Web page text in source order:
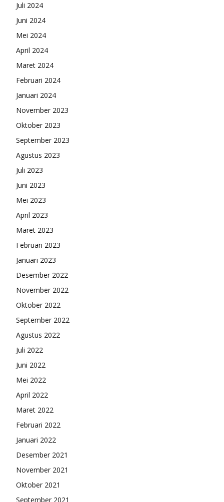
Juli 2024
Juni 2024
Mei 2024
April 2024
Maret 2024
Februari 2024
Januari 2024
November 2023
Oktober 2023
September 2023
Agustus 2023
Juli 2023
Juni 2023
Mei 2023
April 2023
Maret 2023
Februari 2023
Januari 2023
Desember 2022
November 2022
Oktober 2022
September 2022
Agustus 2022
Juli 2022
Juni 2022
Mei 2022
April 2022
Maret 2022
Februari 2022
Januari 2022
Desember 2021
November 2021
Oktober 2021
September 2021